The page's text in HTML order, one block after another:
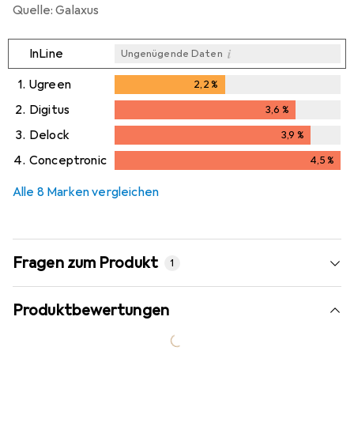
Quelle: Galaxus
InLine Ungenügende Daten i
1. Ugreen 2,2%
2. Digitus 3,6 %
3. Delock 3,9 %
3,9%
4. Conceptronic 4,5%
Alle 8 Marken vergleichen
Fragen zum Produkt 1
Produktbewertungen